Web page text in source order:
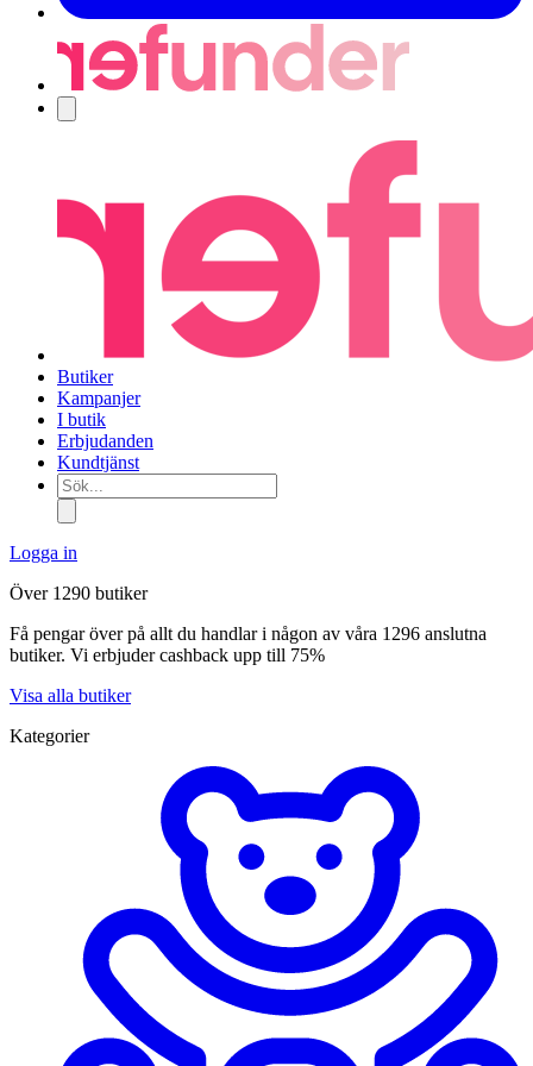
Butiker
Kampanjer
I butik
Erbjudanden
Kundtjänst
Sök...
Logga in
Över 1290 butiker
Få pengar över på allt du handlar i någon av våra 1296 anslutna
butiker. Vi erbjuder cashback upp till 75%
Visa alla butiker
Kategorier